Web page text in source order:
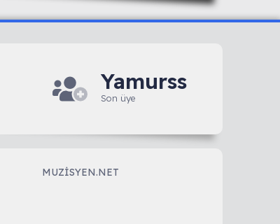
Yamurss
Son üye
MUZISYEN.NET